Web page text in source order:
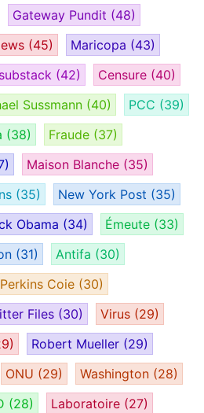
Gateway Pundit (48)
(45) Maricopa (43)
substack (42) Censure (40)
Sussmann (40) PCC (39)
(38) Fraude (37)
Maison Blanche (35)
(35) New York Post (35)
Obama (34) Émeute (33)
(31) Antifa (30)
Perkins Coie (30)
Files (30) Virus (29)
Robert Mueller (29)
ONU (29) Washington (28)
(28) Laboratoire (27)